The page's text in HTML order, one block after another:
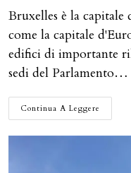
Bruxelles è la
come la capitale
edifici di importante
sedi del Parlamento…
Continua A Leggere
A
COSA